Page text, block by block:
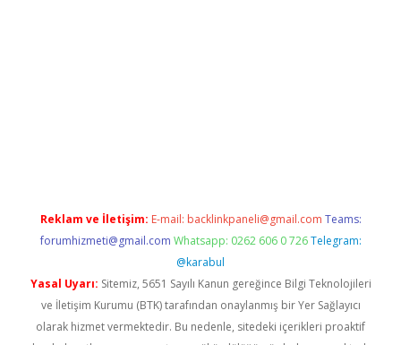
Reklam ve İletişim: E-mail: backlinkpaneli@gmail.com Teams:
forumhizmeti@gmail.com Whatsapp: 0262 606 0 726 Telegram:
@karabul
Yasal Uyarı: Sitemiz, 5651 Sayılı Kanun gereğince Bilgi Teknolojileri
ve İletişim Kurumu (BTK) tarafından onaylanmış bir Yer Sağlayıcı
olarak hizmet vermektedir. Bu nedenle, sitedeki içerikleri proaktif